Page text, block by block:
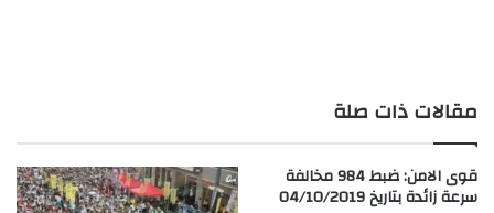
مقالات ذات صلة
قوى الامن: ضبط 984 مخالفة
سرعة زائدة بتاريخ 04/10/2019